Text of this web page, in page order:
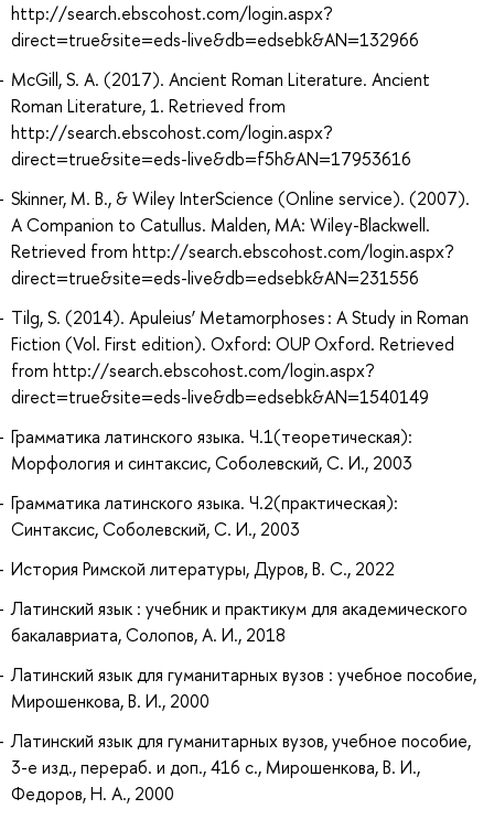
http://search.ebscohost.com/login.aspx?
direct=true&site=eds-live&db=edsebk&AN=132966
McGill, S. A. (2017). Ancient Roman Literature. Ancient
Roman Literature, 1. Retrieved from
http://search.ebscohost.com/login.aspx?
direct=true&site=eds-live&db=f5h&AN=17953616
Skinner, M. B., & Wiley InterScience (Online service). (2007).
A Companion to Catullus. Malden, MA: Wiley-Blackwell.
Retrieved from http://search.ebscohost.com/login.aspx?
direct=true&site=eds-live&db=edsebk&AN=231556
Tilg, S. (2014). Apuleius’ Metamorphoses : A Study in Roman
Fiction (Vol. First edition). Oxford: OUP Oxford. Retrieved
from http://search.ebscohost.com/login.aspx?
direct=true&site=eds-live&db=edsebk&AN=1540149
Грамматика латинского языка. Ч.1(теоретическая):
Морфология и синтаксис, Соболевский, С. И., 2003
Грамматика латинского языка. Ч.2(практическая):
Синтаксис, Соболевский, С. И., 2003
История Римской литературы, Дуров, В. С., 2022
Латинский язык : учебник и практикум для академического
бакалавриата, Солопов, А. И., 2018
Латинский язык для гуманитарных вузов : учебное пособие,
Мирошенкова, В. И., 2000
Латинский язык для гуманитарных вузов, учебное пособие,
3-е изд., перераб. и доп., 416 с., Мирошенкова, В. И.,
Федоров, Н. А., 2000